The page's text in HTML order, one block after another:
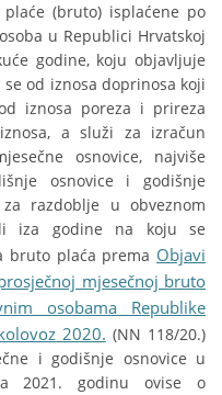
(bruto) isplaćene po
u Republici Hrvatskoj
godine, koju objavljuje
od iznosa doprinosa koji
iznosa poreza i prireza
a služi za izračun
osnovice, najviše
osnovice i godišnje
razdoblje u obveznom
iza godine na koju se
bruto plaća prema Objavi
mjesečnoj bruto
osobama Republike
2020. (NN 118/20.)
i godišnje osnovice u
2021. godinu ovise o